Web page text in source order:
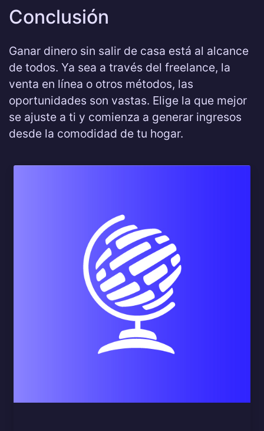
Conclusión
Ganar dinero sin salir de casa está al alcance
de todos. Ya sea a través del freelance, la
venta en línea o otros métodos, las
oportunidades son vastas. Elige la que mejor
se ajuste a ti y comienza a generar ingresos
desde la comodidad de tu hogar.